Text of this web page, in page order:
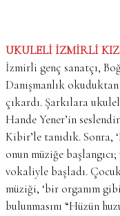
UKULELİ İZMİRLİ
İzmirli genç sanatçı,
Danışmanlık
çıkardı. Şarkılara
Hande Yener’in
Kibir’le tanıdık.
onun müziğe
vokaliyle başladı.
müziği, ‘bir organım
bulunmasını “Hüzün